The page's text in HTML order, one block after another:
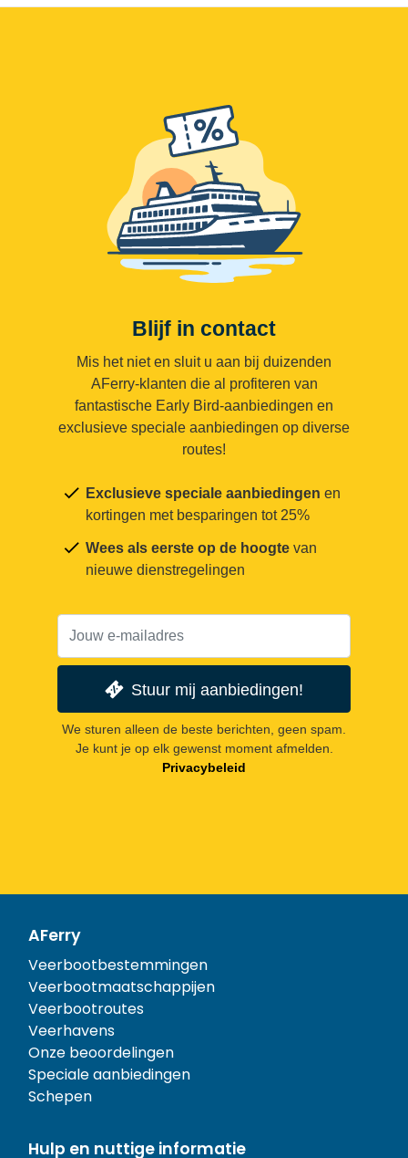
Blijf in contact
Mis het niet en sluit u aan bij duizenden
AFerry-klanten die al profiteren van
fantastische Early Bird-aanbiedingen en
exclusieve speciale aanbiedingen op diverse
routes!
Exclusieve speciale aanbiedingen en
kortingen met besparingen tot 25%
Wees als eerste op de hoogte van
nieuwe dienstregelingen
Stuur mij aanbiedingen!
We sturen alleen de beste berichten, geen spam.
Je kunt je op elk gewenst moment afmelden.
Privacybeleid
AFerry
Veerbootbestemmingen
Veerbootmaatschappijen
Veerbootroutes
Veerhavens
Onze beoordelingen
Speciale aanbiedingen
Schepen
Hulp en nuttige informatie